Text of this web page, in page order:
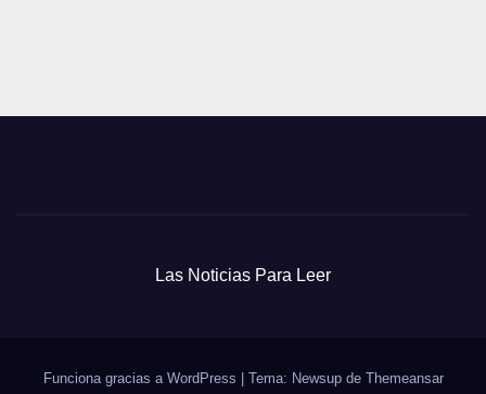
Las Noticias Para Leer
Funciona gracias a WordPress Tema: Newsup de Themeansar